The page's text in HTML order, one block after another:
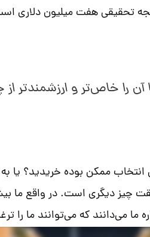
تحقیقی هفت میلیون دلاری
را خاص‌تر و ارزشمندتر
انتخاب ممکن بوده خریدید؟
چیز دیگری است. در واقع ما
ما می‌دانند که می‌توانند ما را